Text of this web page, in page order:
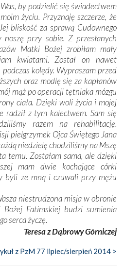
by podzielić się świadectwem
życiu. Przyznaję szczerze, że
bliskość za sprawą Cudownego
przy sobie. Z przesłanych
Matki Bożej zrobiłam mały
kwiatami. Został on nawet
kolędy. Wypraszam przed
oraz modlę się za kapłanów
mąż po operacji tętniaka mózgu
ciała. Dzięki woli życia i mojej
radził z tym kalectwem. Sam się
razem na rehabilitację.
pielgrzymek Ojca Świętego Jana
niedzielę chodziliśmy na Mszę
temu. Zostałam sama, ale dzięki
mam dwie kochające córki
byli ze mną i czuwali przy mężu
niestrudzona misja w obronie
Fatimskiej budzi sumienia
serca życzę.
Teresa z Dąbrowy Górniczej
z PzM 77 lipiec/sierpień 2014 >